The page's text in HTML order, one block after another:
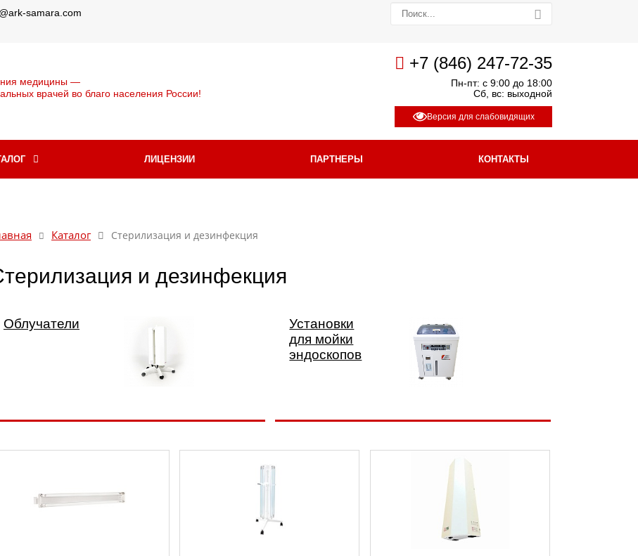
samara.com
+7 (846) 247-72-35
Пн-пт: с 9:00 до 18:00
Сб, вс: выходной
Версия для слабовидящих
медицины —
врачей во благо населения России!
ЛИЦЕНЗИИ ПАРТНЕРЫ КОНТАКТЫ
Каталог Стерилизация и дезинфекция
и дезинфекция
Облучатели
Установки
для мойки
эндоскопов